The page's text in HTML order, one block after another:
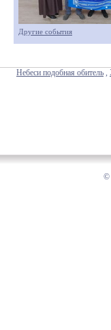
Другие события
Небеси подобная обитель ,
©